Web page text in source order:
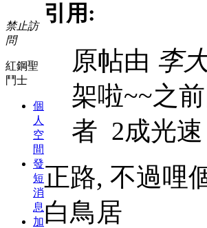
禁止訪
問
紅鋼聖
鬥士
個
人
空
間
發
短
消
息
加
引用:
原帖由 李
架啦~~之
者 2成光速
正路, 不過哩
白鳥居